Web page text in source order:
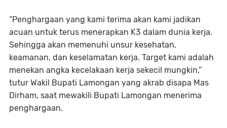
“Penghargaan yang kami terima akan kami jadikan
acuan untuk terus menerapkan K3 dalam dunia kerja.
Sehingga akan memenuhi unsur kesehatan,
keamanan, dan keselamatan kerja. Target kami adalah
menekan angka kecelakaan kerja sekecil mungkin,”
tutur Wakil Bupati Lamongan yang akrab disapa Mas
Dirham, saat mewakili Bupati Lamongan menerima
penghargaan.